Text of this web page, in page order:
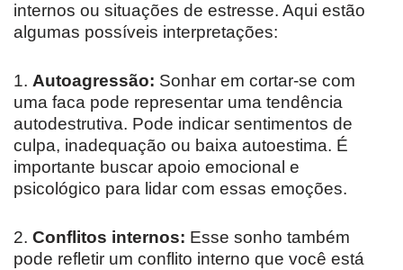
internos ou situações de estresse. Aqui estão
algumas possíveis interpretações:
1. Autoagressão: Sonhar em cortar-se com
uma faca pode representar uma tendência
autodestrutiva. Pode indicar sentimentos de
culpa, inadequação ou baixa autoestima. É
importante buscar apoio emocional e
psicológico para lidar com essas emoções.
2. Conflitos internos: Esse sonho também
pode refletir um conflito interno que você está